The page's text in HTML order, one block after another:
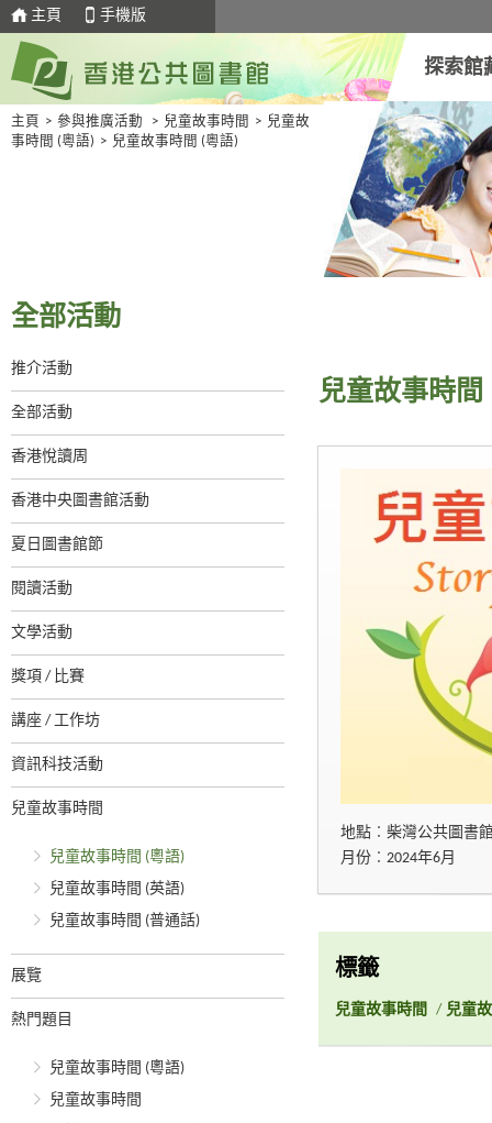
主頁 手機版
探索館
主頁 > 參與推廣活動 > 兒童故事時間 > 兒童故
事時間 (粵語) > 兒童故事時間 (粵語)
全部活動
推介活動
全部活動
香港悅讀周
香港中央圖書館活動
夏日圖書館節
閱讀活動
文學活動
獎項 / 比賽
講座 / 工作坊
資訊科技活動
兒童故事時間
兒童故事時間 (粵語)
兒童故事時間 (英語)
兒童故事時間 (普通話)
展覽
熱門題目
兒童故事時間 (粵語)
兒童故事時間
兒童故事時間
地點︰柴灣公共圖書
月份︰2024年6月
標籤
兒童故事時間 / 兒童